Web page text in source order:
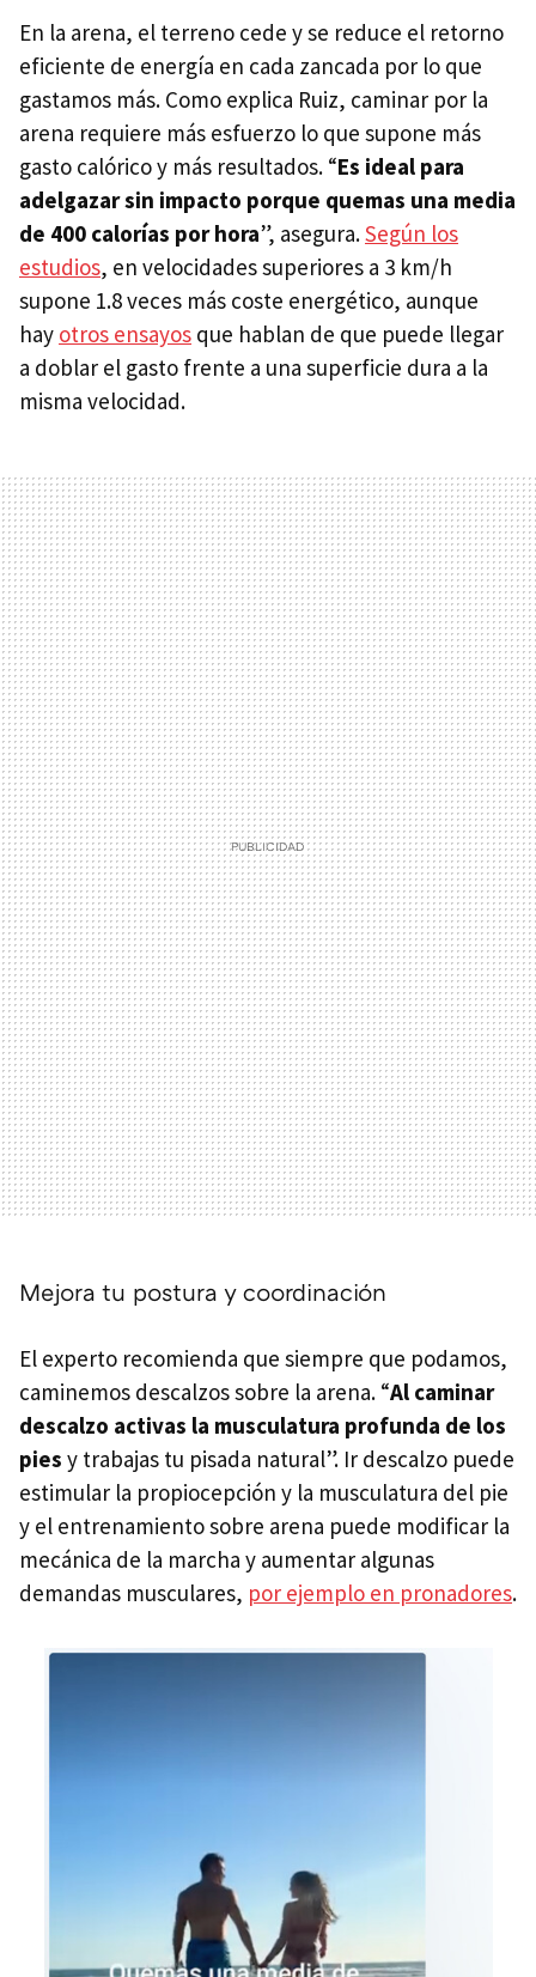
En la arena, el terreno cede y se reduce el retorno
eficiente de energía en cada zancada por lo que
gastamos más. Como explica Ruiz, caminar por la
arena requiere más esfuerzo lo que supone más
gasto calórico y más resultados. “Es ideal para
adelgazar sin impacto porque quemas una media
de 400 calorías por hora”, asegura.Según los
estudios, en velocidades superiores a 3 km/h
supone 1.8 veces más coste energético, aunque
hay otros ensayos que hablan de que puede llegar
a doblar el gasto frente a una superficie dura a la
misma velocidad.
Mejora tu postura y coordinación
El experto recomienda que siempre que podamos,
caminemos descalzos sobre la arena. “Al caminar
descalzo activas la musculatura profunda de los
pies y trabajas tu pisada natural”. Ir descalzo puede
estimular la propiocepción y la musculatura del pie
y el entrenamiento sobre arena puede modificar la
mecánica de la marcha y aumentar algunas
demandas musculares, por ejemplo en pronadores.